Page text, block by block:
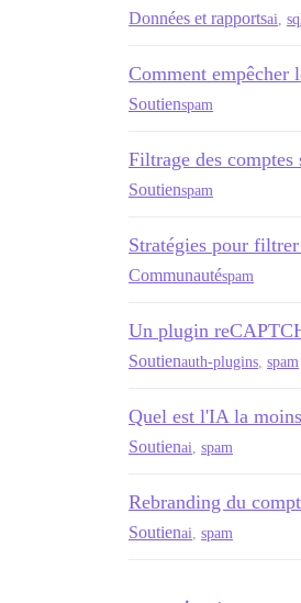
Données et rapportsai
Comment empêcher
Soutienspam
Filtrage des comptes
Soutienspam
Stratégies pour
Communautéspam
Un plugin
Soutienauth-plugins spam
Quel est l'IA la
Soutienai spam
Rebranding du
Soutienai spam